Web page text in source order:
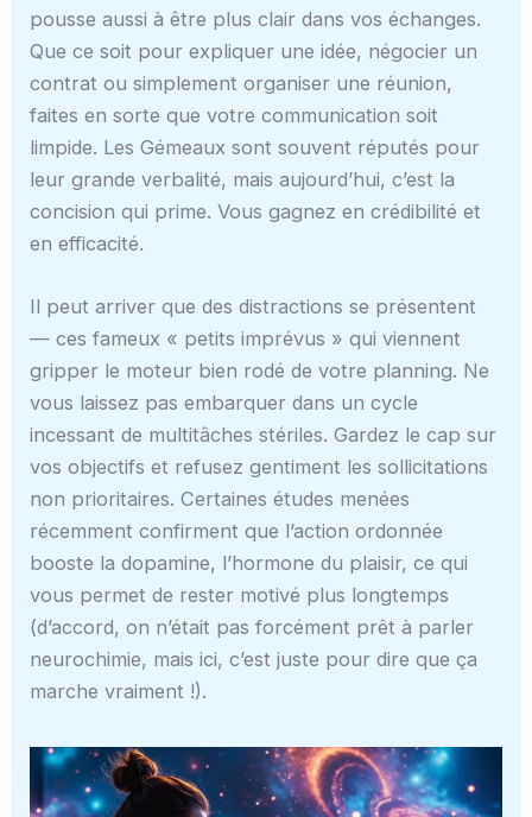
pousse aussi à être plus clair dans vos échanges.
Que ce soit pour expliquer une idée, négocier un
contrat ou simplement organiser une réunion,
faites en sorte que votre communication soit
limpide. Les Gémeaux sont souvent réputés pour
leur grande verbalité, mais aujourd’hui, c’est la
concision qui prime. Vous gagnez en crédibilité et
en efficacité.
Il peut arriver que des distractions se présentent
— ces fameux « petits imprévus » qui viennent
gripper le moteur bien rodé de votre planning. Ne
vous laissez pas embarquer dans un cycle
incessant de multitâches stériles. Gardez le cap sur
vos objectifs et refusez gentiment les sollicitations
non prioritaires. Certaines études menées
récemment confirment que l’action ordonnée
booste la dopamine, l’hormone du plaisir, ce qui
vous permet de rester motivé plus longtemps
(d’accord, on n’était pas forcément prêt à parler
neurochimie, mais ici, c’est juste pour dire que ça
marche vraiment !).